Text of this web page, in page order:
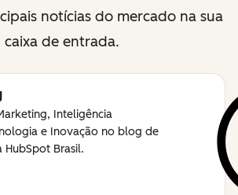
notícias do mercado na sua
caixa de entrada.
Inteligência
e Inovação no blog de
HubSpot Brasil.